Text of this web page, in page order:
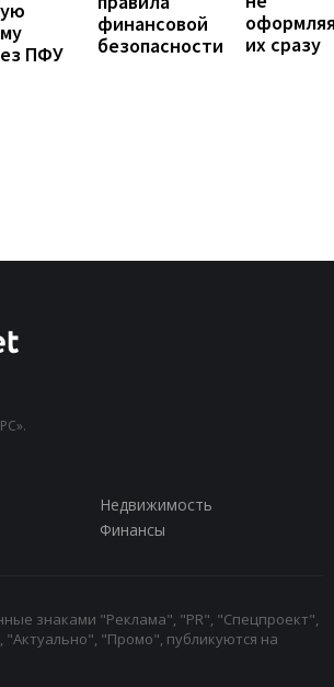
ПФУ
финансовой
безопасности
их сразу
Недвижимость
Финансы
знаками "Реклама", "PR", "Спецпроект",
"Промо", публикуются на